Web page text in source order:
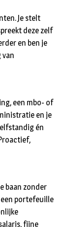
Je stelt
deze zelf
en ben je
een mbo- of
en je
én
baan zonder
een portefeuille
fijne